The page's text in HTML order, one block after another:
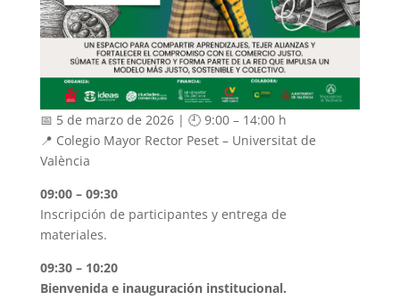
📅 5 de marzo de 2026 | 🕘9:00 – 14:00 h
📍 Colegio Mayor Rector Peset– Universitatde
València
09:00 – 09:30
Inscripción de participantes y entrega de
materiales.
09:30 – 10:20
Bienvenida e inauguración institucional.